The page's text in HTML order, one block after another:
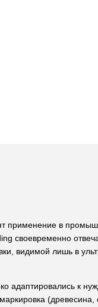
применение в
своевременно
видимой лишь в
к